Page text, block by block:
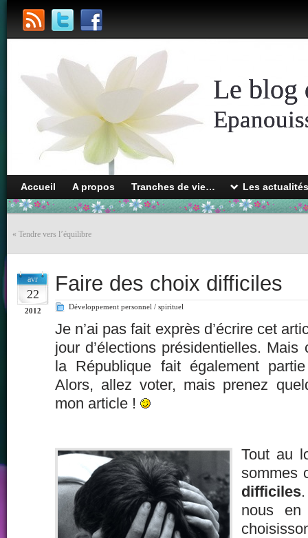
Le blog
Accueil A propos Tranches de vie… Les
« Tendre vers l’équilibre
avr
22
2012
Faire des choix difficiles
Développement personnel / spirituel
Je n’ai pas fait exprès d’écrire cet
jour d’élections présidentielles.
la République fait également
Alors, allez voter, mais prenez
mon article !
Tout au
sommes
difficiles
nous en